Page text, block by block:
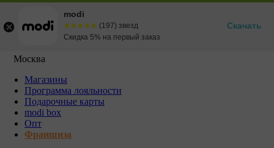
Москва
Магазины
Программа лояльности
Подарочные карты
modi box
Опт
Франшиза
modi
☆☆☆☆☆
★★★★★ (197) звезд
Скидка 5% на первый заказ
Скачать